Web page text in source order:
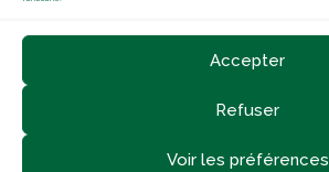
Accepter
Refuser
Voir les préférences
PLAQUE